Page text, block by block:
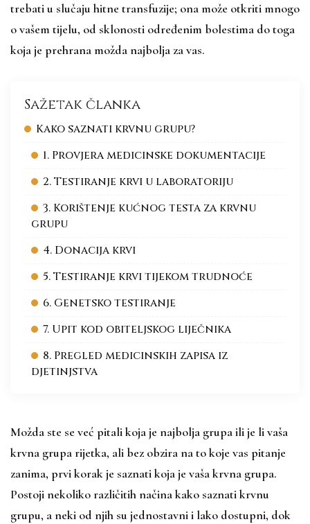
trebati u slučaju hitne transfuzije; ona može otkriti mnogo
o vašem tijelu, od sklonosti određenim bolestima do toga
koja je prehrana možda najbolja za vas.
Sažetak članka
Kako saznati krvnu grupu?
1. Provjera medicinske dokumentacije
2. Testiranje krvi u laboratoriju
3. Korištenje kućnog testa za krvnu
grupu
4. Donacija krvi
5. Testiranje krvi tijekom trudnoće
6. Genetsko testiranje
7. Upit kod obiteljskog liječnika
8. Pregled medicinskih zapisa iz
djetinjstva
Možda ste se već pitali koja je najbolja grupa ili je li vaša
krvna grupa rijetka, ali bez obzira na to koje vas pitanje
zanima, prvi korak je saznati koja je vaša krvna grupa.
Postoji nekoliko različitih načina kako saznati krvnu
grupu, a neki od njih su jednostavni i lako dostupni, dok